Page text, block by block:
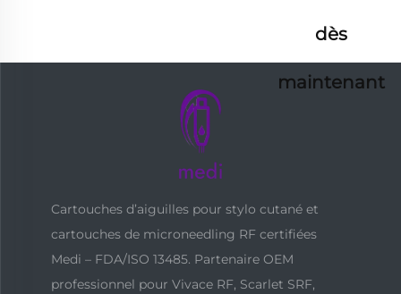
dès
maintenant
Cartouches d’aiguilles pour stylo cutané et
cartouches de microneedling RF certifiées
Medi – FDA/ISO 13485. Partenaire OEM
professionnel pour Vivace RF, Scarlet SRF,